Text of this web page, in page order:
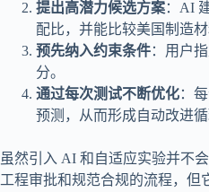
提出高潜力候选方案：AI
配比，并能比较美国制造
预先纳入约束条件：用户
分。
通过每次测试不断优化：
预测，从而形成自动改进循
虽然引入 AI 和自适应实验并不
工程审批和规范合规的流程，但